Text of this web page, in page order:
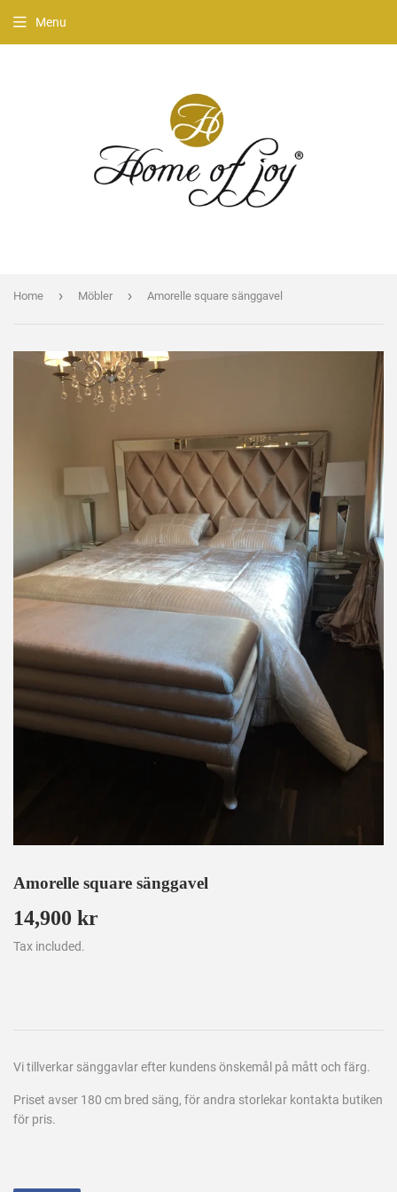
Menu
Home › Möbler › Amorelle square sänggavel
Amorelle square sänggavel
14,900 kr
Tax included.
Vi tillverkar sänggavlar efter kundens önskemål på mått och färg.
Priset avser 180 cm bred säng, för andra storlekar kontakta butiken
för pris.